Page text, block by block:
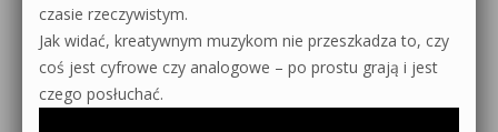
czasie rzeczywistym.
Jak widać, kreatywnym muzykom nie przeszkadza to, czy
coś jest cyfrowe czy analogowe – po prostu grają i jest
czego posłuchać.